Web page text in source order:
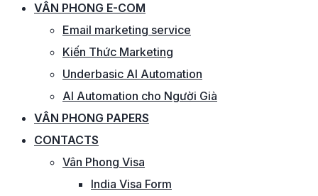
VÂN PHONG E-COM
Email marketing service
Kiến Thức Marketing
Underbasic AI Automation
AI Automation cho Người Già
VÂN PHONG PAPERS
CONTACTS
Vân Phong Visa
India Visa Form